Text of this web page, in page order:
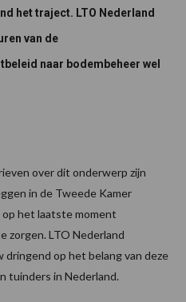
het traject. LTO Nederland
van de
naar bodembeheer wel
over dit onderwerp zijn
in de Tweede Kamer
op het laatste moment
zorgen. LTO Nederland
op het belang van deze
tuinders in Nederland.